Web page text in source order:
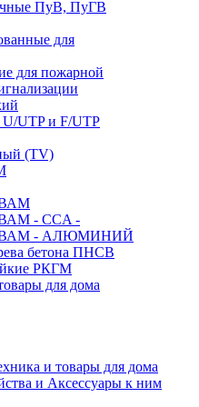
ПуВ, ПуГВ
для
для пожарной
U/UTP и F/UTP
(TV)
- CCA -
- АЛЮМИНИЙ
бетона ПНСВ
РКГМ
для дома
и товары для дома
и Аксессуары к ним